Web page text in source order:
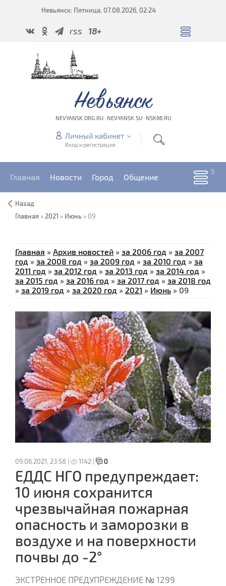
Невьянск: Пятница, 07.08.2026, 02:24
rss 18+
Невьянск
NEVYANSK.ORG.RU · NEVYANSK.SU · NSK66.RU
Личный кабинет
Вход и регистрация
Главная Новости Город Общение
Назад
Главная » 2021 » Июнь » 09
Главная » Архив новостей » за 2006 год » за 2007
год » за 2008 год » за 2009 год » за 2010 год » за
2011 год » за 2012 год » за 2013 год » за 2014 год »
за 2015 год » за 2016 год » за 2017 год » за 2018 год
» за 2019 год » за 2020 год » 2021 » Июнь » 09
09.06.2021, 23:58 | 1142 | 0
ЕДДС НГО предупреждает:
10 июня сохранится
чрезвычайная пожарная
опасность и заморозки в
воздухе и на поверхности
почвы до -2°
ЭКСТРЕННОЕ ПРЕДУПРЕЖДЕНИЕ № 1299